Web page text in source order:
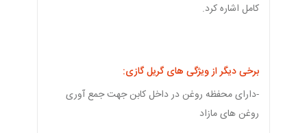
کامل اشاره کرد.
برخی دیگر از ویژگی های گریل گازی:
-دارای محفظه روغن در داخل کابن جهت جمع آوری
روغن های مازاد